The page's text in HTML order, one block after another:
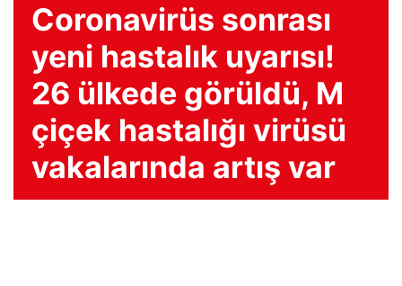
Coronavirüs sonrası
yeni hastalık uyarısı!
26 ülkede görüldü, M
çiçek hastalığı virüsü
vakalarında artış var